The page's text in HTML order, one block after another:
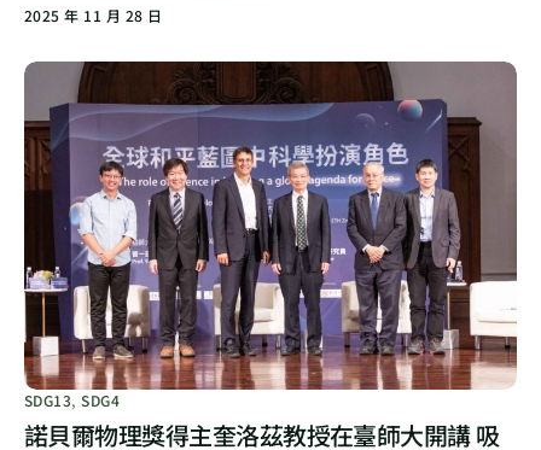
2025 年 11 月 28 日
SDG13,SDG4
諾貝爾物理獎得主奎洛茲教授在臺師大開講 吸